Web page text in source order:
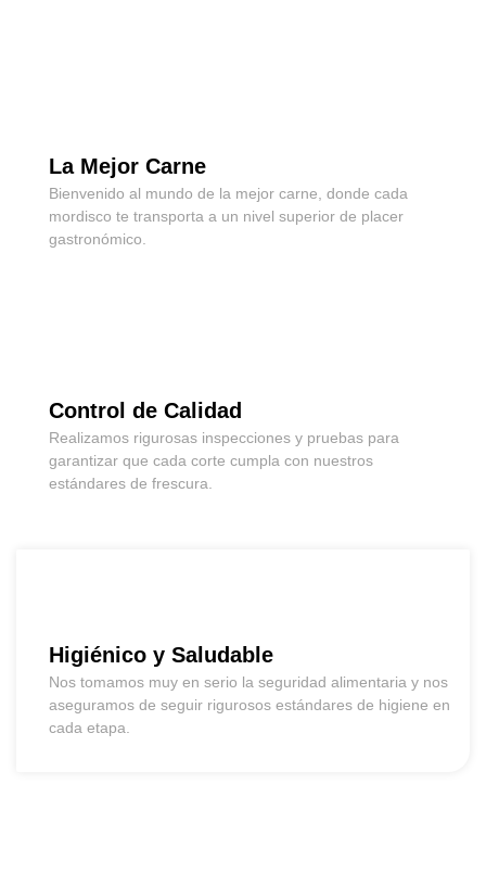
La Mejor Carne
Bienvenido al mundo de la mejor carne, donde cada
mordisco te transporta a un nivel superior de placer
gastronómico.
Control de Calidad
Realizamos rigurosas inspecciones y pruebas para
garantizar que cada corte cumpla con nuestros
estándares de frescura.
Higiénico y Saludable
Nos tomamos muy en serio la seguridad alimentaria y nos
aseguramos de seguir rigurosos estándares de higiene en
cada etapa.